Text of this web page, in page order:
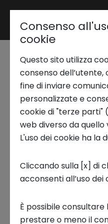
Trend Analysis
Applied Research
Startup Development
Business Transformation
Ecosystem enabling
Intesa
Intesa
2023
25 OTTOBRE 2023
Consenso
cookie
Questo sito utilizza
consenso
fine di inviare
personalizzate e
cookie di "terze parti"
web diverso da quello
L'uso dei cookie ha la
Cliccando sulla [x] di
acconsenti all’uso dei
È possibile
prestare o meno il